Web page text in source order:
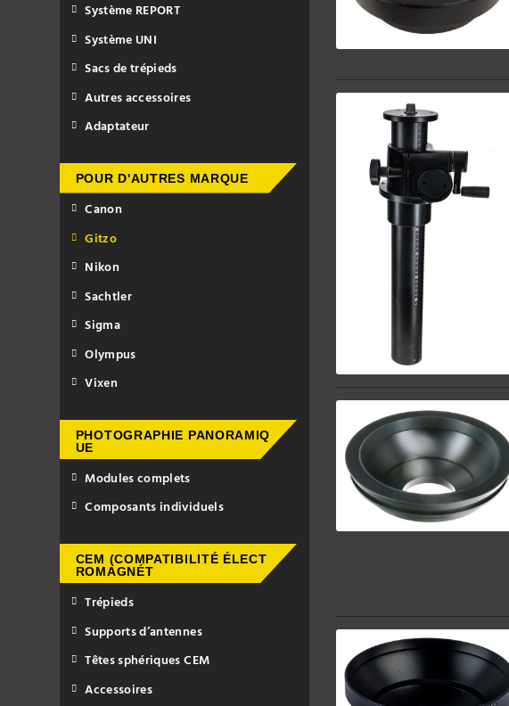
Système REPORT
Système UNI
Sacs de trépieds
Autres accessoires
Adaptateur
POUR D'AUTRES MARQUE
Canon
Gitzo
Nikon
Sachtler
Sigma
Olympus
Vixen
PHOTOGRAPHIE PANORAMIQ
UE
Modules complets
Composants individuels
CEM (COMPATIBILITÉ ÉLECT
ROMAGNÉT
Trépieds
Supports d’antennes
Têtes sphériques CEM
Accessoires